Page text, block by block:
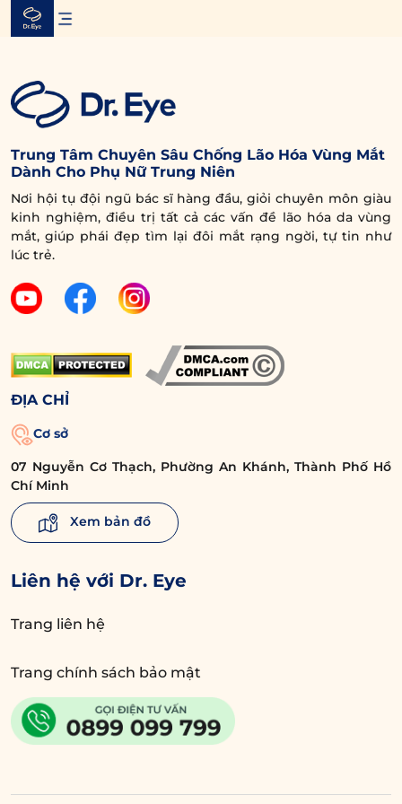
Skip
Trung Tâm Chuyên Sâu Chống Lão Hóa Vùng Mắt
Dành Cho Phụ Nữ Trung Niên
Nơi hội tụ đội ngũ bác sĩ hàng đầu, giỏi chuyên môn giàu
kinh nghiệm, điều trị tất cả các vấn đề lão hóa da vùng
mắt, giúp phái đẹp tìm lại đôi mắt rạng ngời, tự tin như
lúc trẻ.
ĐỊA CHỈ
Cơ sở
07 Nguyễn Cơ Thạch, Phường An Khánh, Thành Phố Hồ
Chí Minh
Xem bản đồ
Liên hệ với Dr. Eye
Trang liên hệ
Trang chính sách bảo mật